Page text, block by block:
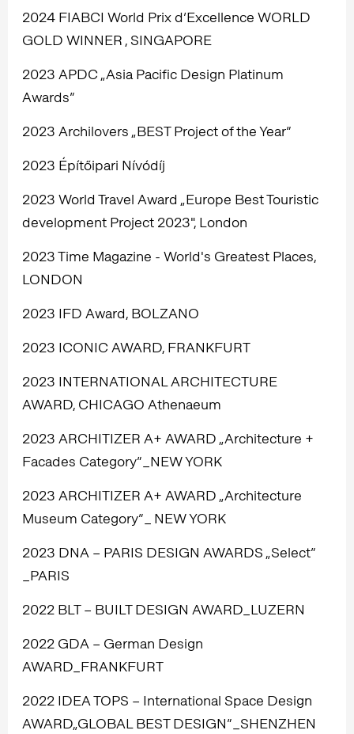
2024 FIABCI World Prix d’Excellence WORLD
GOLD WINNER , SINGAPORE
2023 APDC „Asia Pacific Design Platinum
Awards”
2023 Archilovers „BEST Project of the Year”
2023 Építőipari Nívódíj
2023 World Travel Award „Europe Best Touristic
development Project 2023", London
2023 Time Magazine - World's Greatest Places,
LONDON
2023 IFD Award, BOLZANO
2023 ICONIC AWARD, FRANKFURT
2023 INTERNATIONAL ARCHITECTURE
AWARD, CHICAGO Athenaeum
2023 ARCHITIZER A+ AWARD „Architecture +
Facades Category”_NEW YORK
2023 ARCHITIZER A+ AWARD „Architecture
Museum Category”_ NEW YORK
2023 DNA – PARIS DESIGN AWARDS „Select”
_PARIS
2022 BLT – BUILT DESIGN AWARD_LUZERN
2022 GDA – German Design
AWARD_FRANKFURT
2022 IDEA TOPS – International Space Design
AWARD„GLOBAL BEST DESIGN”_SHENZHEN